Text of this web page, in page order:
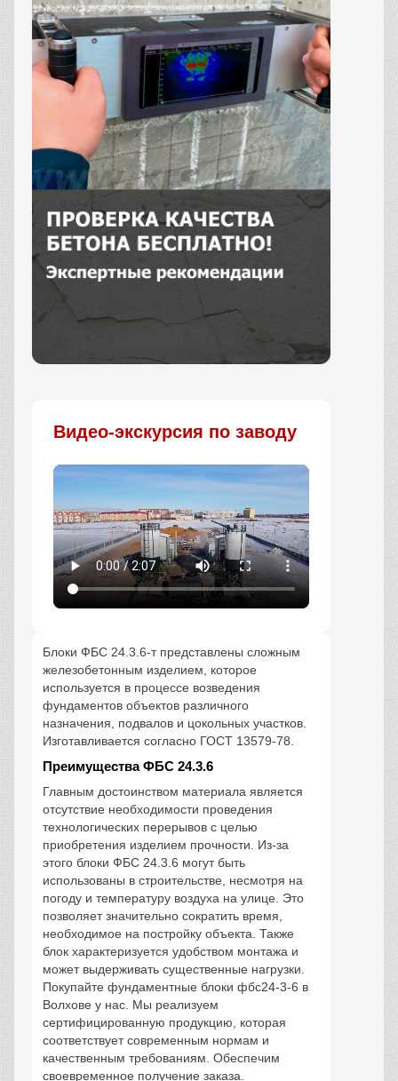
Видео-экскурсия по заводу
Блоки ФБС 24.3.6-т представлены сложным
железобетонным изделием, которое
используется в процессе возведения
фундаментов объектов различного
назначения, подвалов и цокольных участков.
Изготавливается согласно ГОСТ 13579-78.
Преимущества ФБС 24.3.6
Главным достоинством материала является
отсутствие необходимости проведения
технологических перерывов с целью
приобретения изделием прочности. Из-за
этого блоки ФБС 24.3.6 могут быть
использованы в строительстве, несмотря на
погоду и температуру воздуха на улице. Это
позволяет значительно сократить время,
необходимое на постройку объекта. Также
блок характеризуется удобством монтажа и
может выдерживать существенные нагрузки.
Покупайте фундаментные блоки фбс24-3-6 в
Волхове у нас. Мы реализуем
сертифицированную продукцию, которая
соответствует современным нормам и
качественным требованиям. Обеспечим
своевременное получение заказа.